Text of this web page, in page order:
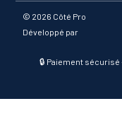
© 2026 Côté Pro
Développé par
🔒 Paiement sécurisé